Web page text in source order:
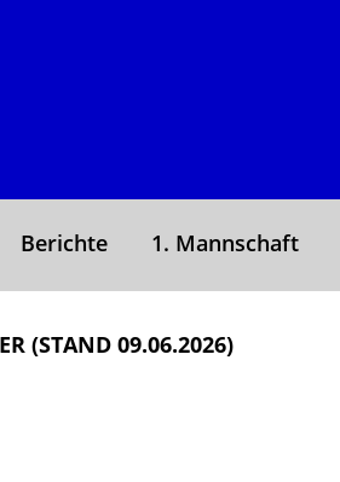
Berichte 1. Mannschaft
(STAND 09.06.2026)